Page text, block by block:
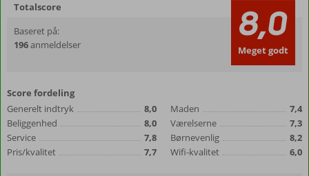
Totalscore
Baseret på:
196anmeldelser 8,0
Meget godt
Score fordeling
Generelt indtryk
8,0
Beliggenhed
8,0
Service
7,8
Pris/kvalitet
7,7
Maden
7,4
Værelserne
7,3
Børnevenlig
8,2
Wifi-kvalitet
6,0